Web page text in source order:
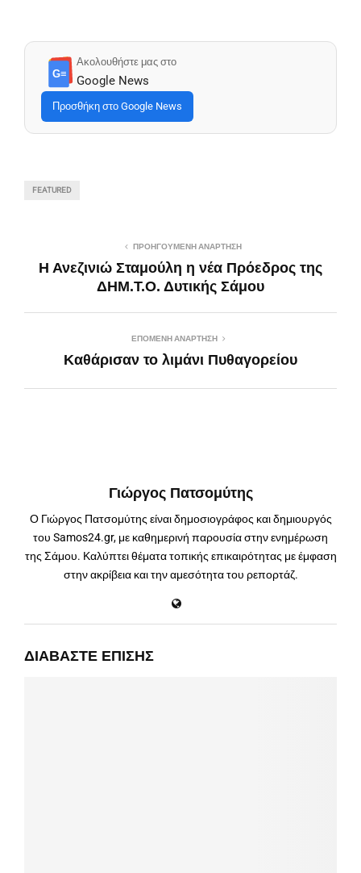
G≡
Ακολουθήστε μας στο
Google News
Προσθήκη στο Google News
FEATURED
ΠΡΟΗΓΟΎΜΕΝΗ ΑΝΆΡΤΗΣΗ
Η Ανεζινιώ Σταμούλη η νέα Πρόεδρος της
ΔΗΜ.Τ.Ο. Δυτικής Σάμου
ΕΠΌΜΕΝΗ ΑΝΆΡΤΗΣΗ
Καθάρισαν το λιμάνι Πυθαγορείου
Γιώργος Πατσομύτης
Ο Γιώργος Πατσομύτης είναι δημοσιογράφος και δημιουργός
του Samos24.gr, με καθημερινή παρουσία στην ενημέρωση
της Σάμου. Καλύπτει θέματα τοπικής επικαιρότητας με έμφαση
στην ακρίβεια και την αμεσότητα του ρεπορτάζ.
ΔΙΑΒΆΣΤΕ ΕΠΊΣΗΣ